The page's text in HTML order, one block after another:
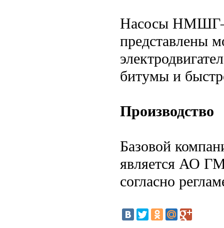
Насосы НМШГ–
представлены
битумы и
Производство
Базовой
является АО
согласно